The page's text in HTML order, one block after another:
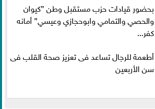
بحضور قيادات حزب مستقبل وطن ”كيوان
والحصي والتمامي وابوحجازي وعيسي” أمانه
كفر...
أطعمة للرجال تساعد فى تعزيز صحة القلب فى
سن الأربعين